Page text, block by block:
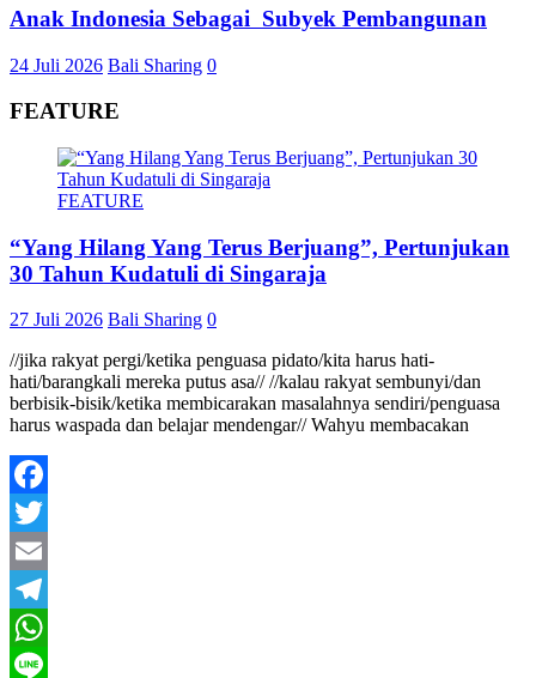
Anak Indonesia Sebagai Subyek Pembangunan
24 Juli 2026 Bali Sharing 0
FEATURE
FEATURE
“Yang Hilang Yang Terus Berjuang”, Pertunjukan
30 Tahun Kudatuli di Singaraja
27 Juli 2026 Bali Sharing 0
//jika rakyat pergi/ketika penguasa pidato/kita harus hati-
hati/barangkali mereka putus asa// //kalau rakyat sembunyi/dan
berbisik-bisik/ketika membicarakan masalahnya sendiri/penguasa
harus waspada dan belajar mendengar// Wahyu membacakan
Facebook
Twitter
Email
Telegram
WhatsApp